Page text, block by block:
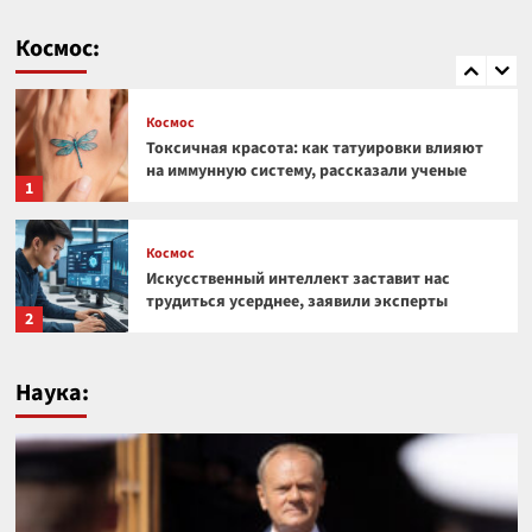
Космос:
5
1
Космос
Токсичная красота: как татуировки влияют
на иммунную систему, рассказали ученые
2
Космос
Искусственный интеллект заставит нас
трудиться усерднее, заявили эксперты
3
странную прямоугольную структуру
Наука: